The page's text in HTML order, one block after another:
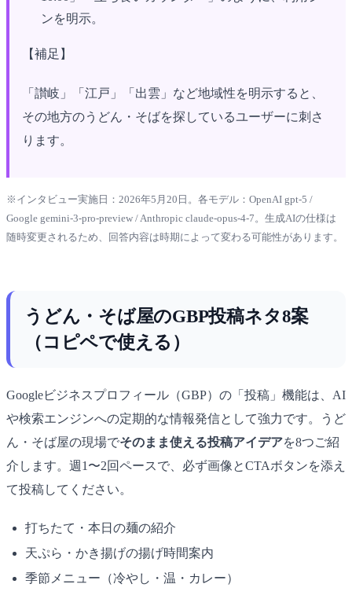
ンを明示。
【補足】
「讃岐」「江戸」「出雲」など地域性を明示すると、
その地方のうどん・そばを探しているユーザーに刺さ
ります。
※インタビュー実施日：2026年5月20日。各モデル：OpenAI gpt-5 /
Google gemini-3-pro-preview / Anthropic claude-opus-4-7。生成AIの仕様は
随時変更されるため、回答内容は時期によって変わる可能性があります。
うどん・そば屋のGBP投稿ネタ8案
（コピペで使える）
Googleビジネスプロフィール（GBP）の「投稿」機能は、AI
や検索エンジンへの定期的な情報発信として強力です。うど
ん・そば屋の現場でそのまま使える投稿アイデアを8つご紹
介します。週1〜2回ペースで、必ず画像とCTAボタンを添え
て投稿してください。
打ちたて・本日の麺の紹介
天ぷら・かき揚げの揚げ時間案内
季節メニュー（冷やし・温・カレー）